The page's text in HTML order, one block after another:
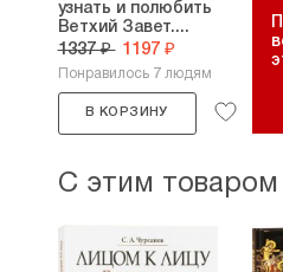
узнать и полюбить
Ветхий Завет....
1337 ₽ 1197 ₽
Понравилось 7 людям
В КОРЗИНУ
С этим